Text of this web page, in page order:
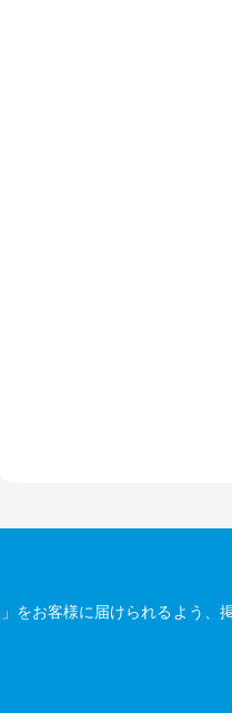
をお客様に届けられるよう、掲